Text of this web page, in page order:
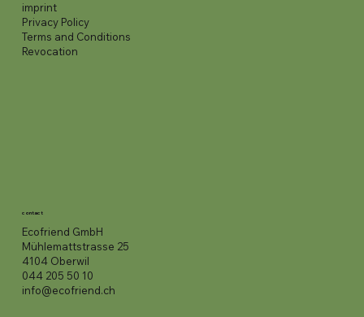
imprint
Privacy Policy
Terms and Conditions
Revocation
contact
Ecofriend GmbH
Mühlemattstrasse 25
4104 Oberwil
044 205 50 10
info@ecofriend.ch